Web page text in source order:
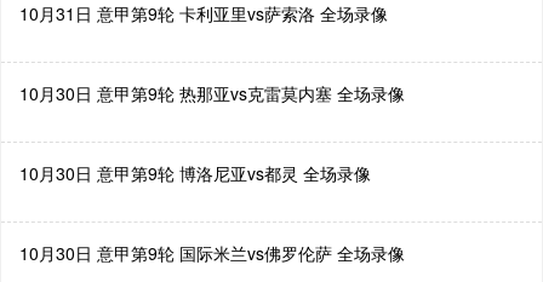
10月31日 意甲第9轮 卡利亚里vs萨索洛 全场录像
10月30日 意甲第9轮 热那亚vs克雷莫内塞 全场录像
10月30日 意甲第9轮 博洛尼亚vs都灵 全场录像
10月30日 意甲第9轮 国际米兰vs佛罗伦萨 全场录像